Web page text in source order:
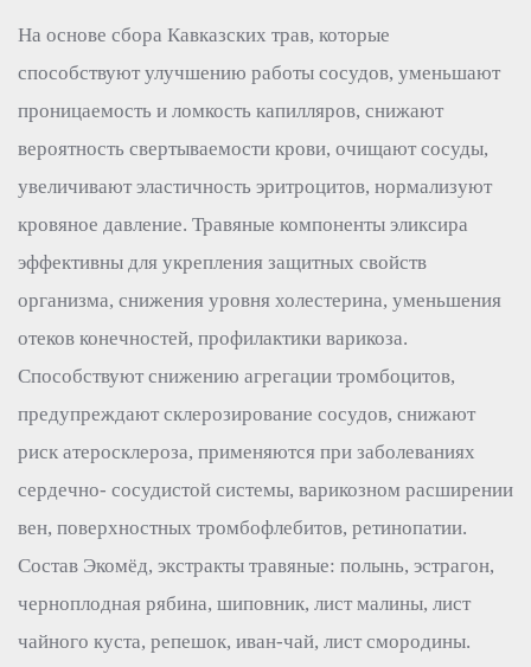
На основе сбора Кавказских трав, которые
способствуют улучшению работы сосудов, уменьшают
проницаемость и ломкость капилляров, снижают
вероятность свертываемости крови, очищают сосуды,
увеличивают эластичность эритроцитов, нормализуют
кровяное давление. Травяные компоненты эликсира
эффективны для укрепления защитных свойств
организма, снижения уровня холестерина, уменьшения
отеков конечностей, профилактики варикоза.
Способствуют снижению агрегации тромбоцитов,
предупреждают склерозирование сосудов, снижают
риск атеросклероза, применяются при заболеваниях
сердечно- сосудистой системы, варикозном расширении
вен, поверхностных тромбофлебитов, ретинопатии.
Состав Экомёд, экстракты травяные: полынь, эстрагон,
черноплодная рябина, шиповник, лист малины, лист
чайного куста, репешок, иван-чай, лист смородины.